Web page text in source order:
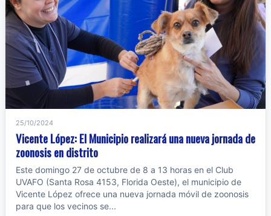
25/10/2024
Vicente López: El Municipio realizará una nueva jornada de
zoonosis en distrito
Este domingo 27 de octubre de 8 a 13 horas en el Club
UVAFO (Santa Rosa 4153, Florida Oeste), el municipio de
Vicente López ofrece una nueva jornada móvil de zoonosis
para que los vecinos se...